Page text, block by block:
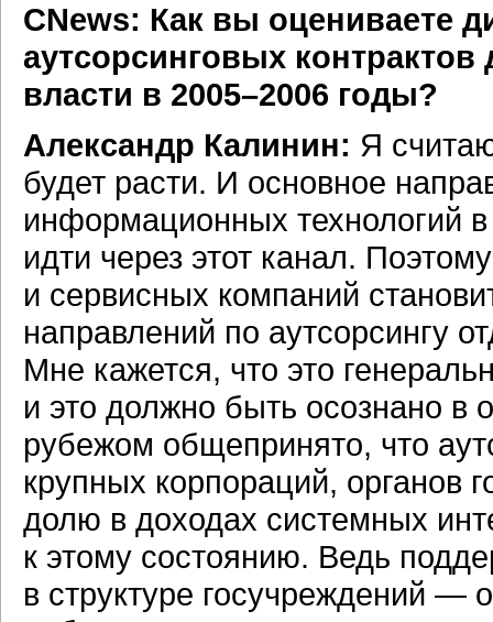
CNews: Как вы оцениваете
аутсорсинговых контрактов
власти в 2005–2006 годы?
Александр Калинин: Я
будет расти. И основное
информационных технологий в
идти через этот канал.
и сервисных компаний
направлений по аутсорсингу
Мне кажется, что это
и это должно быть осознано в
рубежом общепринято, что
крупных корпораций, органов
долю в доходах системных
к этому состоянию. Ведь
в структуре госучреждений —